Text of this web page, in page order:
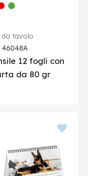
da tavolo
46048A
12 fogli con
da 80 gr